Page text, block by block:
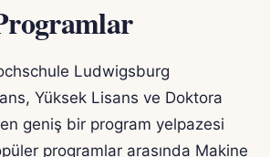
Ludwigsburg
Yüksek Lisans ve Doktora
geniş bir program yelpazesi
programlar arasında Makine